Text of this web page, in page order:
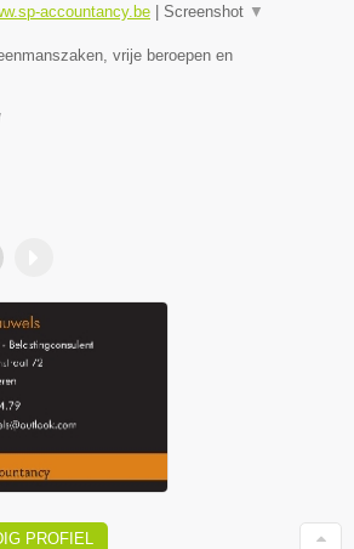
accountancy.be Screenshot ▼
vrije beroepen en
PROFIEL